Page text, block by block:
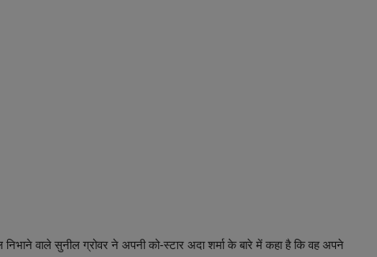
वाले सुनील ग्रोवर ने अपनी को-स्टार अदा शर्मा के बारे में कहा है कि वह अपने